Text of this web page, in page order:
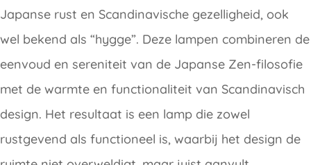
Japanse rust en Scandinavische gezelligheid, ook
wel bekend als “hygge”. Deze lampen combineren de
eenvoud en sereniteit van de Japanse Zen-filosofie
met de warmte en functionaliteit van Scandinavisch
design. Het resultaat is een lamp die zowel
rustgevend als functioneel is, waarbij het design de